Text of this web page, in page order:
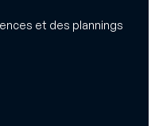
et des plannings